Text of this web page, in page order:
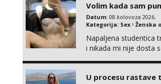
Volim kada sam
Datum: 08.kolovoza 2026.
Kategorija: Sex Ženska
Napaljena studentica
i nikada mi nije dosta
U procesu rastave